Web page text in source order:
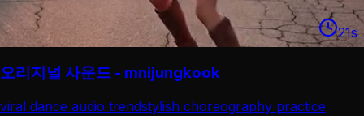
21s
오리지널 사운드 - mnijungkook
viral dance audio trendstylish choreography practice